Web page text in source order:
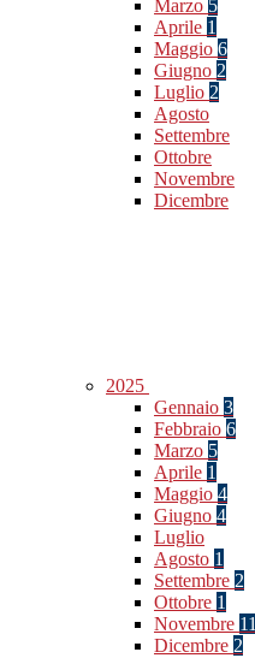
Marzo 5
Aprile 1
Maggio 6
Giugno 2
Luglio 2
Agosto
Settembre
Ottobre
Novembre
Dicembre
2025
Gennaio 3
Febbraio 6
Marzo 5
Aprile 1
Maggio 4
Giugno 4
Luglio
Agosto 1
Settembre 2
Ottobre 1
Novembre 11
Dicembre 2